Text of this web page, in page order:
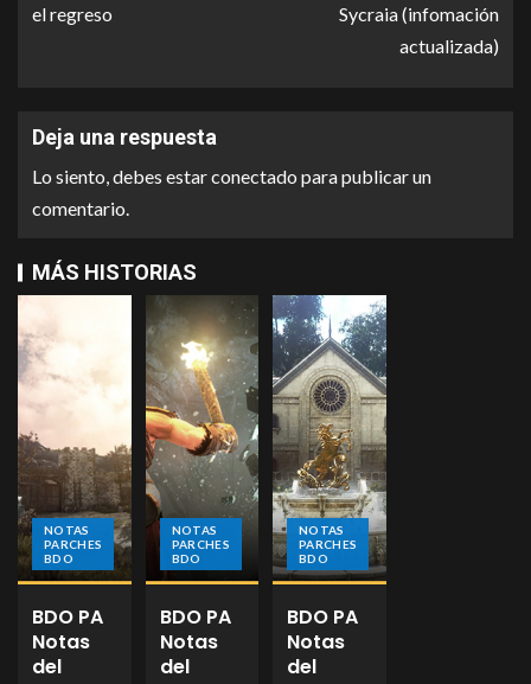
el regreso
Sycraia (infomación
actualizada)
Deja una respuesta
Lo siento, debes estarconectado para publicar un
comentario.
MÁS HISTORIAS
NOTAS
PARCHES
BDO
BDO PA
Notas
del
NOTAS
PARCHES
BDO
BDO PA
Notas
del
NOTAS
PARCHES
BDO
BDO PA
Notas
del